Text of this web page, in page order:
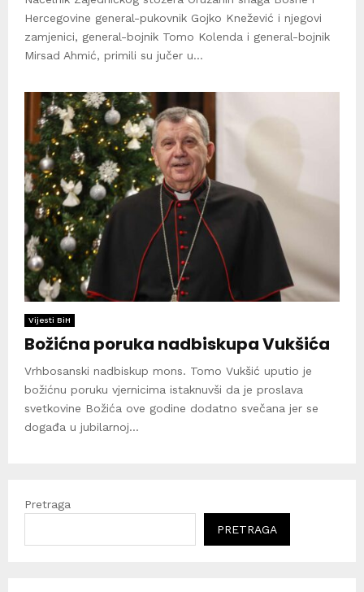
Hercegovine general-pukovnik Gojko Knežević i njegovi
zamjenici, general-bojnik Tomo Kolenda i general-bojnik
Mirsad Ahmić, primili su jučer u...
Vijesti BiH
Božićna poruka nadbiskupa Vukšića
Vrhbosanski nadbiskup mons. Tomo Vukšić uputio je
božićnu poruku vjernicima istaknuvši da je proslava
svetkovine Božića ove godine dodatno svečana jer se
događa u jubilarnoj...
Pretraga
PRETRAGA